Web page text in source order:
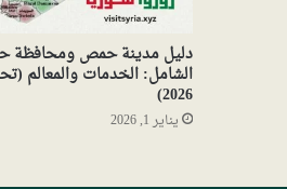
دليل مدينة حمص
الشامل: الخدمات والمعالم
2026)
يناير 1, 2026